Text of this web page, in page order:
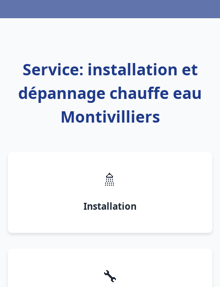
Service: installation et
dépannage chauffe eau
Montivilliers
🚿
Installation
🔧